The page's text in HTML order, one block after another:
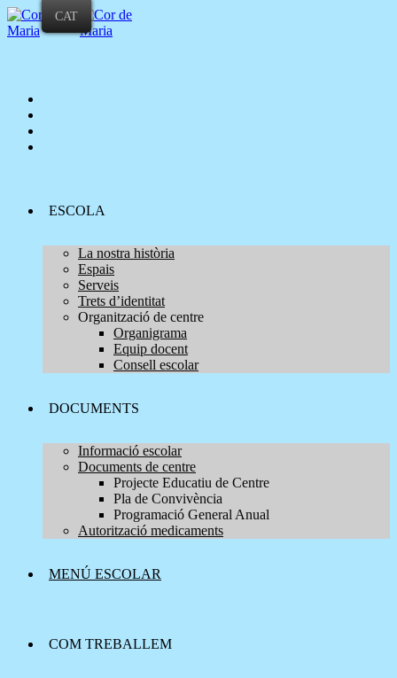
ESCOLA
La nostra història
Espais
Serveis
Trets d’identitat
Organització de centre
Organigrama
Equip docent
Consell escolar
DOCUMENTS
Informació escolar
Documents de centre
Projecte Educatiu de Centre
Pla de Convivència
Programació General Anual
Autorització medicaments
MENÚ ESCOLAR
COM TREBALLEM
CAT